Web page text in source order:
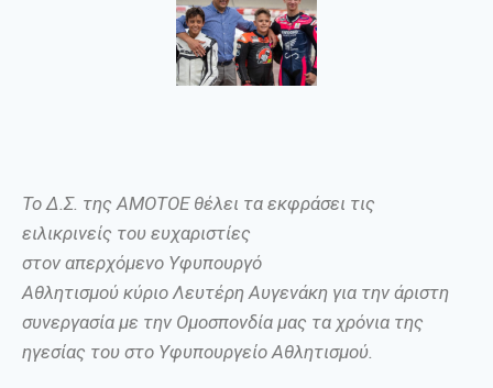
ΤοΔ.Σ. της ΑΜΟΤΟΕ θέλει τα εκφράσει τις
ειλικρινείς του ευχαριστίες
στον απερχόμενο Υφυπουργό
Αθλητισμού κύριοΛευτέρη Αυγενάκη για την άριστη
συνεργασία με την Ομοσπονδία μας τα χρόνια της
ηγεσίας του στο ΥφυπουργείοΑθλητισμού.